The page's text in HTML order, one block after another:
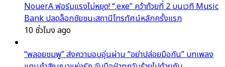
NouerA ฟอร์มแรงไม่หยุด! “.exe” คว้าถ้วยที่ 2 บนเวที Music
Bank ปลดล็อกชัยชนะสถานีโทรทัศน์หลักครั้งแรก
10 ชั่วโมง ago
“พลอยชมพู” ส่งความอบอุ่นผ่าน “อย่าปล่อยมือกัน” บทเพลง